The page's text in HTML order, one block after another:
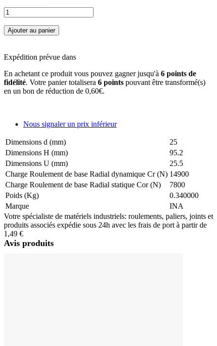
Ajouter au panier
Expédition prévue dans
En achetant ce produit vous pouvez gagner jusqu'à 6 points de
fidélité. Votre panier totalisera 6 points pouvant être transformé(s)
en un bon de réduction de 0,60€.
Nous signaler un prix inférieur
Dimensions d (mm)
25
Dimensions H (mm)
95.2
Dimensions U (mm)
25.5
Charge Roulement de base Radial dynamique Cr (N) 14900
Charge Roulement de base Radial statique Cor (N)
7800
Poids (Kg)
0.340000
Marque
INA
Votre spécialiste de matériels industriels: roulements, paliers, joints et
produits associés expédie sous 24h avec les frais de port à partir de
1,49 €
Avis produits